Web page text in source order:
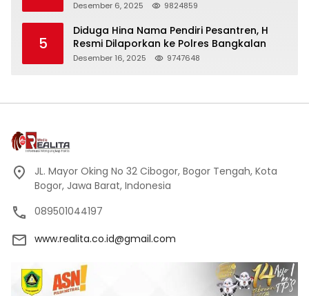
Peci Hitam Tinggi sebagai Simbol
Desember 6, 2025 9824859
5
Diduga Hina Nama Pendiri Pesantren, H
Resmi Dilaporkan ke Polres Bangkalan
Desember 16, 2025 9747648
JL. Mayor Oking No 32 Cibogor, Bogor Tengah, Kota
Bogor, Jawa Barat, Indonesia
089501044197
www.realita.co.id@gmail.com